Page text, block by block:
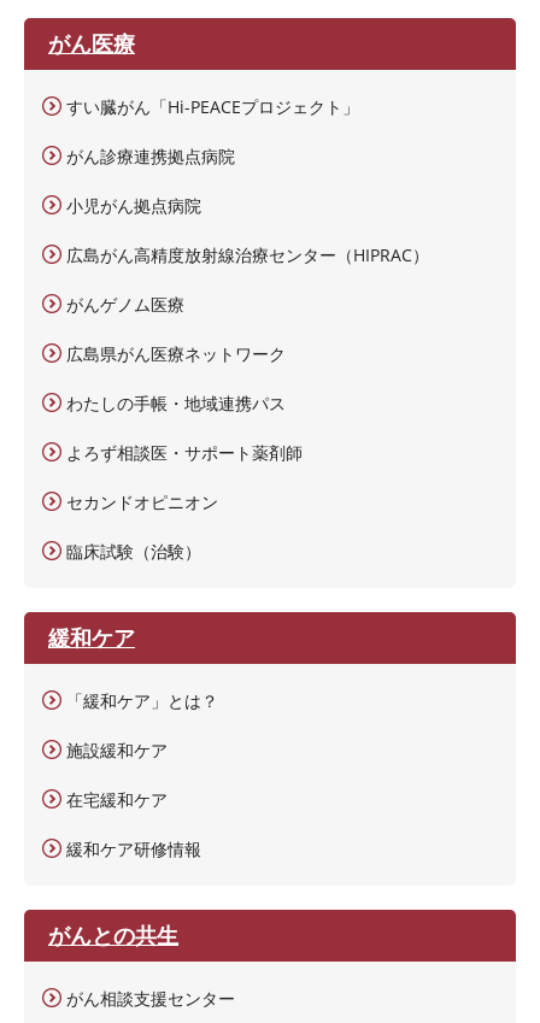
がん医療
すい臓がん「Hi-PEACEプロジェクト」
がん診療連携拠点病院
小児がん拠点病院
広島がん高精度放射線治療センター（HIPRAC）
がんゲノム医療
広島県がん医療ネットワーク
わたしの手帳・地域連携パス
よろず相談医・サポート薬剤師
セカンドオピニオン
臨床試験（治験）
緩和ケア
「緩和ケア」とは？
施設緩和ケア
在宅緩和ケア
緩和ケア研修情報
がんとの共生
がん相談支援センター